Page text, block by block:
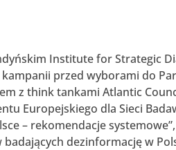
Institute for
przed wyborami do
z think tankami Atlantic
Europejskiego dla Sieci
– rekomendacje
dezinformację w